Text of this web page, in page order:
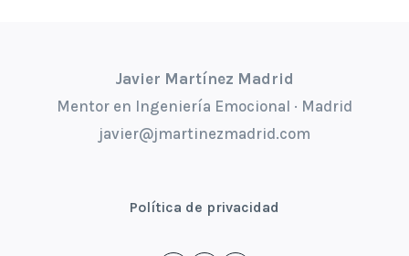
MUERTE
Javier Martínez Madrid
Mentor en Ingeniería Emocional · Madrid
javier@jmartinezmadrid.com
Política de privacidad